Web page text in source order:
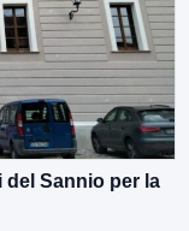
del Sannio per la